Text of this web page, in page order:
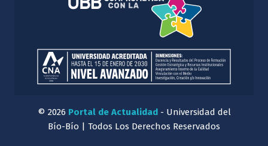
© 2026 Portal de Actualidad- Universidad del
Bío-Bío | Todos Los Derechos Reservados